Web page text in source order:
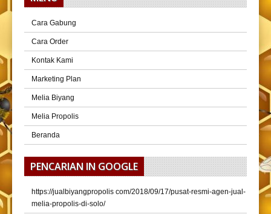
Cara Gabung
Cara Order
Kontak Kami
Marketing Plan
Melia Biyang
Melia Propolis
Beranda
PENCARIAN IN GOOGLE
https://jualbiyangpropolis com/2018/09/17/pusat-resmi-agen-jual-
melia-propolis-di-solo/